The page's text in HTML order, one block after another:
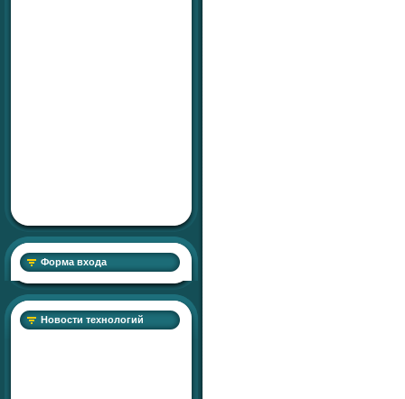
Форма входа
Новости технологий